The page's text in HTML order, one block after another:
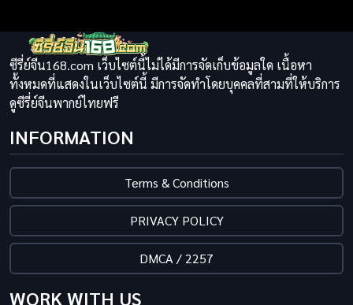
ซีรี่ย์จีน168.com เว็บไซต์นี้ไม่ได้มีการจัดเก็บข้อมูลใด เนื้อหา
ทั้งหมดที่แสดงในเว็บไซต์นี้ มีการจัดทำโดยบุคคลที่สามที่ให้บริการ
ดูซีรี่ย์จีนพากย์ไทยฟรี
INFORMATION
Terms & Conditions
PRIVACY POLICY
DMCA / 2257
WORK WITH US